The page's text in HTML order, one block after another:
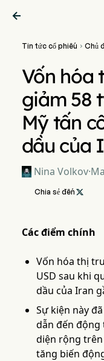

Tin tức cổ phiếu  Chủ
Vốn hóa
giảm 58
Mỹ tấn
dầu của
Nina Volkov·
Chia sẻ đến 
Các điểm chính
Vốn hóa thị
USD sau khi
dầu của Iran
Sự kiện này
dẫn đến
diện rộng
tăng biến